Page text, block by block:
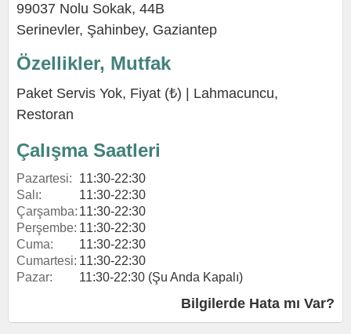
99037 Nolu Sokak, 44B
Serinevler, Şahinbey, Gaziantep
Özellikler, Mutfak
Paket Servis Yok, Fiyat (₺) | Lahmacuncu,
Restoran
Çalışma Saatleri
Pazartesi:
11:30-22:30
Salı:
11:30-22:30
Çarşamba: 11:30-22:30
Perşembe: 11:30-22:30
Cuma:
11:30-22:30
Cumartesi: 11:30-22:30
Pazar:
11:30-22:30 (Şu Anda Kapalı)
Bilgilerde Hata mı Var?